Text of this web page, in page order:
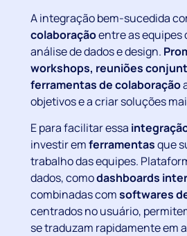
A integração bem-sucedida
colaboraçãoentre as equipes
análise de dados e design.
workshops, reuniões
ferramentas de colaboração
objetivos e a criar soluções
E para facilitar essa
investir emferramentasque
trabalho das equipes.
dados, comodashboards
combinadas comsoftwares
centrados no usuário,
se traduzam rapidamente em